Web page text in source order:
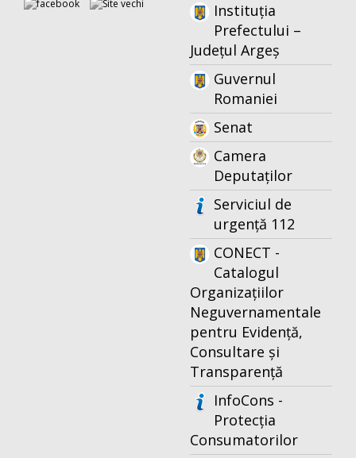
Instituția
Prefectului –
Județul Argeș
Guvernul
Romaniei
Senat
Camera
Deputaților
Serviciul de
urgență 112
CONECT -
Catalogul
Organizațiilor
Neguvernamentale
pentru Evidență,
Consultare și
Transparență
InfoCons -
Protecția
Consumatorilor